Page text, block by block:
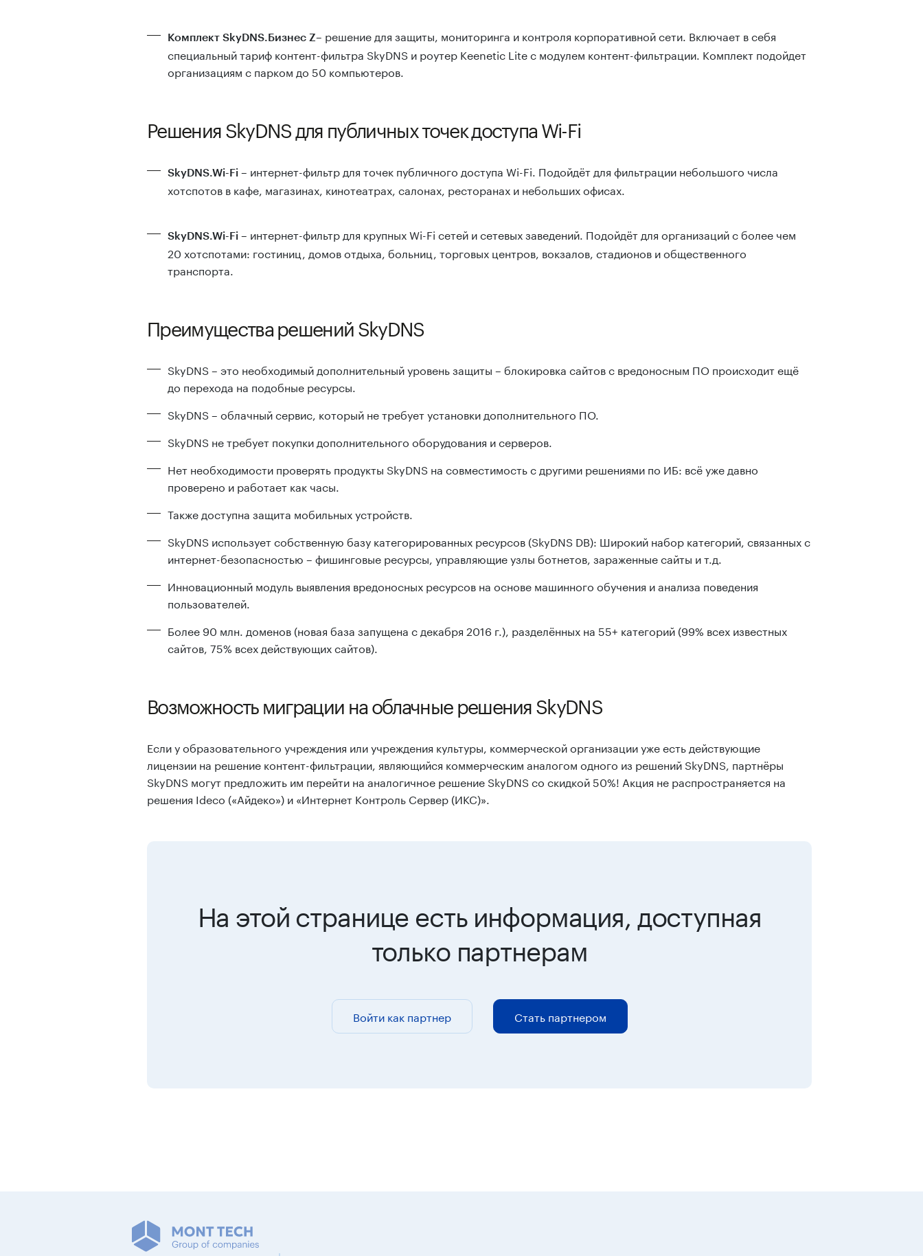
Комплект SkyDNS.Бизнес Z– решение для защиты, мониторинга и контроля корпоративной сети. Включает в себя
специальный тариф контент-фильтра SkyDNS и роутер Keenetic Lite с модулем контент-фильтрации. Комплект подойдет
организациям с парком до 50 компьютеров.
Решения SkyDNS для публичных точек доступа Wi-Fi
SkyDNS.Wi-Fi – интернет-фильтр для точек публичного доступа Wi-Fi. Подойдёт для фильтрации небольшого числа
хотспотов в кафе, магазинах, кинотеатрах, салонах, ресторанах и небольших офисах.
SkyDNS.Wi-Fi – интернет-фильтр для крупных Wi-Fi сетей и сетевых заведений. Подойдёт для организаций с более чем
20 хотспотами: гостиниц, домов отдыха, больниц, торговых центров, вокзалов, стадионов и общественного
транспорта.
Преимущества решений SkyDNS
SkyDNS – это необходимый дополнительный уровень защиты – блокировка сайтов с вредоносным ПО происходит ещё
до перехода на подобные ресурсы.
SkyDNS – облачный сервис, который не требует установки дополнительного ПО.
SkyDNS не требует покупки дополнительного оборудования и серверов.
Нет необходимости проверять продукты SkyDNS на совместимость с другими решениями по ИБ: всё уже давно
проверено и работает как часы.
Также доступна защита мобильных устройств.
SkyDNS использует собственную базу категорированных ресурсов (SkyDNS DB): Широкий набор категорий, связанных с
интернет-безопасностью – фишинговые ресурсы, управляющие узлы ботнетов, зараженные сайты и т.д.
Инновационный модуль выявления вредоносных ресурсов на основе машинного обучения и анализа поведения
пользователей.
Более 90 млн. доменов (новая база запущена с декабря 2016 г.), разделённых на 55+ категорий (99% всех известных
сайтов, 75% всех действующих сайтов).
Возможность миграции на облачные решения SkyDNS
Если у образовательного учреждения или учреждения культуры, коммерческой организации уже есть действующие
лицензии на решение контент-фильтрации, являющийся коммерческим аналогом одного из решений SkyDNS, партнёры
SkyDNS могут предложить им перейти на аналогичное решение SkyDNS со скидкой 50%! Акция не распространяется на
решения Ideco («Айдеко») и «Интернет Контроль Сервер (ИКС)».
На этой странице есть информация, доступная
только партнерам
Войти как партнер Стать партнером